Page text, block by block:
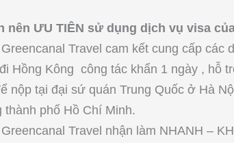
nên ƯU TIÊN sử dụng dịch vụ visa
Travel cam kết cung cấp các
Hồng Kông công tác khẩn 1 ngày , hỗ
nộp tại đại sứ quán Trung Quốc ở Hà
thành phố Hồ Chí Minh.
Travel nhận làm NHANH –